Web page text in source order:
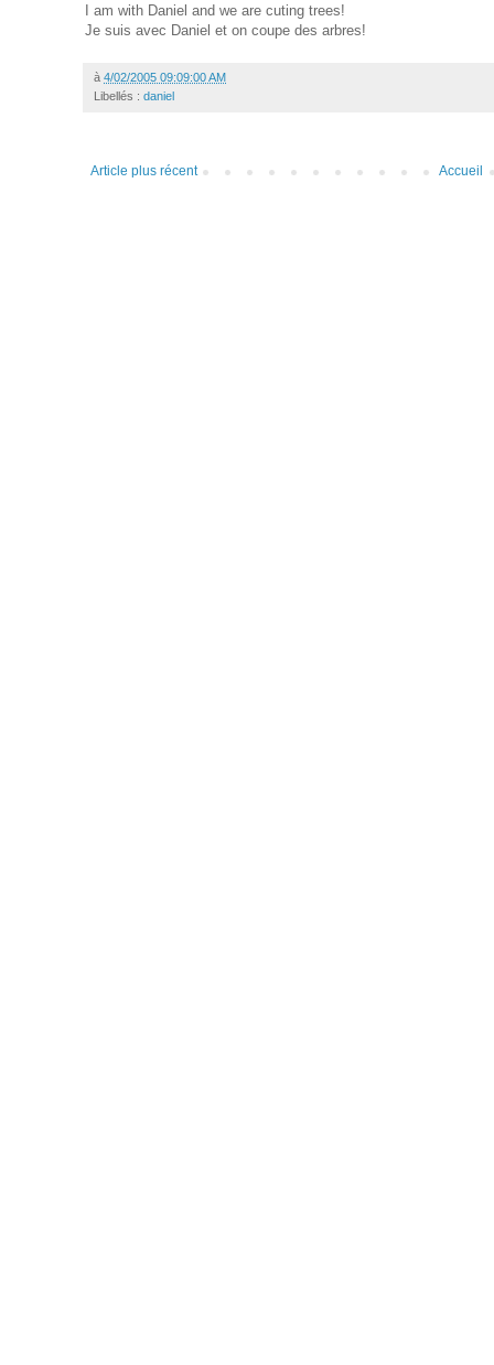
I am with Daniel and we are cuting trees!
Je suis avec Daniel et on coupe des arbres!
à 4/02/2005 09:09:00 AM
Libellés : daniel
Article plus récent Accueil